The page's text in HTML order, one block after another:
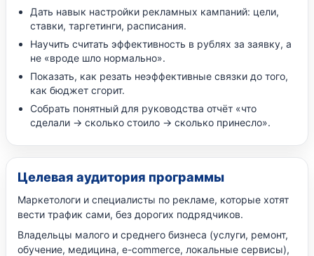
Дать навык настройки рекламных кампаний: цели,
ставки, таргетинги, расписания.
Научить считать эффективность в рублях за заявку, а
не «вроде шло нормально».
Показать, как резать неэффективные связки до того,
как бюджет сгорит.
Собрать понятный для руководства отчёт «что
сделали → сколько стоило → сколько принесло».
Целевая аудитория программы
Маркетологи и специалисты по рекламе, которые хотят
вести трафик сами, без дорогих подрядчиков.
Владельцы малого и среднего бизнеса (услуги, ремонт,
обучение, медицина, e-commerce, локальные сервисы),